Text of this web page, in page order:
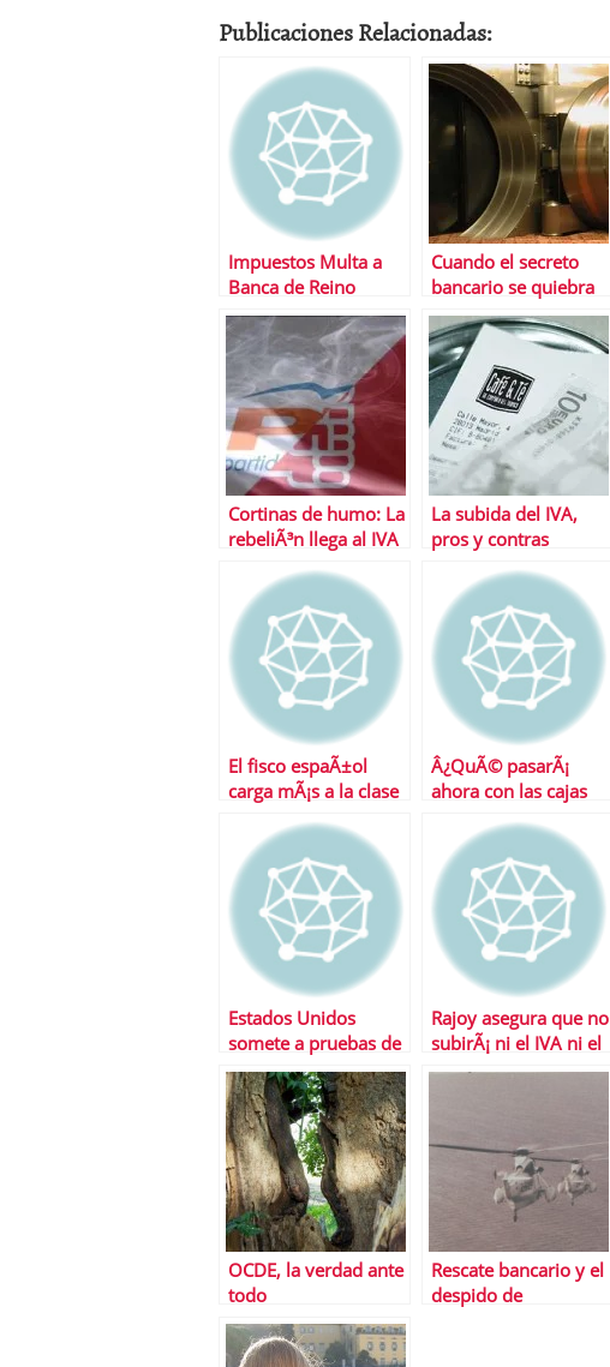
Publicaciones Relacionadas:
Impuestos Multa a
Banca de Reino
Unido
Cuando el secreto
bancario se quiebra
Cortinas de humo: La
rebeliÃ³n llega al IVA
La subida del IVA,
pros y contras
El fisco espaÃ±ol
carga mÃ¡s a la clase
empresas
Â¿QuÃ© pasarÃ¡
ahora con las cajas
Estados Unidos
somete a pruebas de
estres a sus bancos
Rajoy asegura que no
subirÃ¡ ni el IVA ni el
IRPF en los
OCDE, la verdad ante
todo
Rescate bancario y el
despido de